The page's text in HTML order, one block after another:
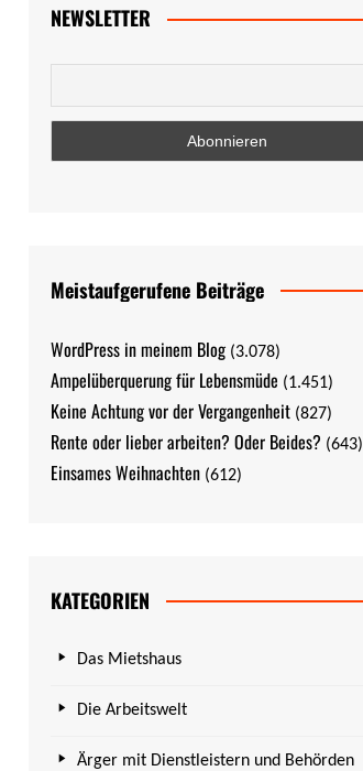
NEWSLETTER
Meistaufgerufene Beiträge
WordPress in meinem Blog (3.078)
Ampelüberquerung für Lebensmüde (1.451)
Keine Achtung vor der Vergangenheit (827)
Rente oder lieber arbeiten? Oder Beides? (643)
Einsames Weihnachten (612)
KATEGORIEN
Das Mietshaus
Die Arbeitswelt
Ärger mit Dienstleistern und Behörden